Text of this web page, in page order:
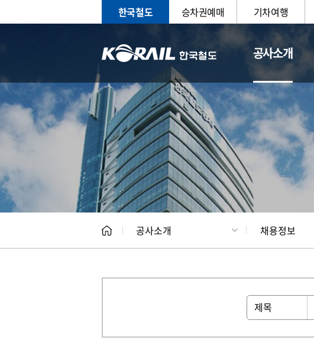
한국철도 승차권예매 기차여행
공사소개
CEO 일반현황
공사소개 채용정보